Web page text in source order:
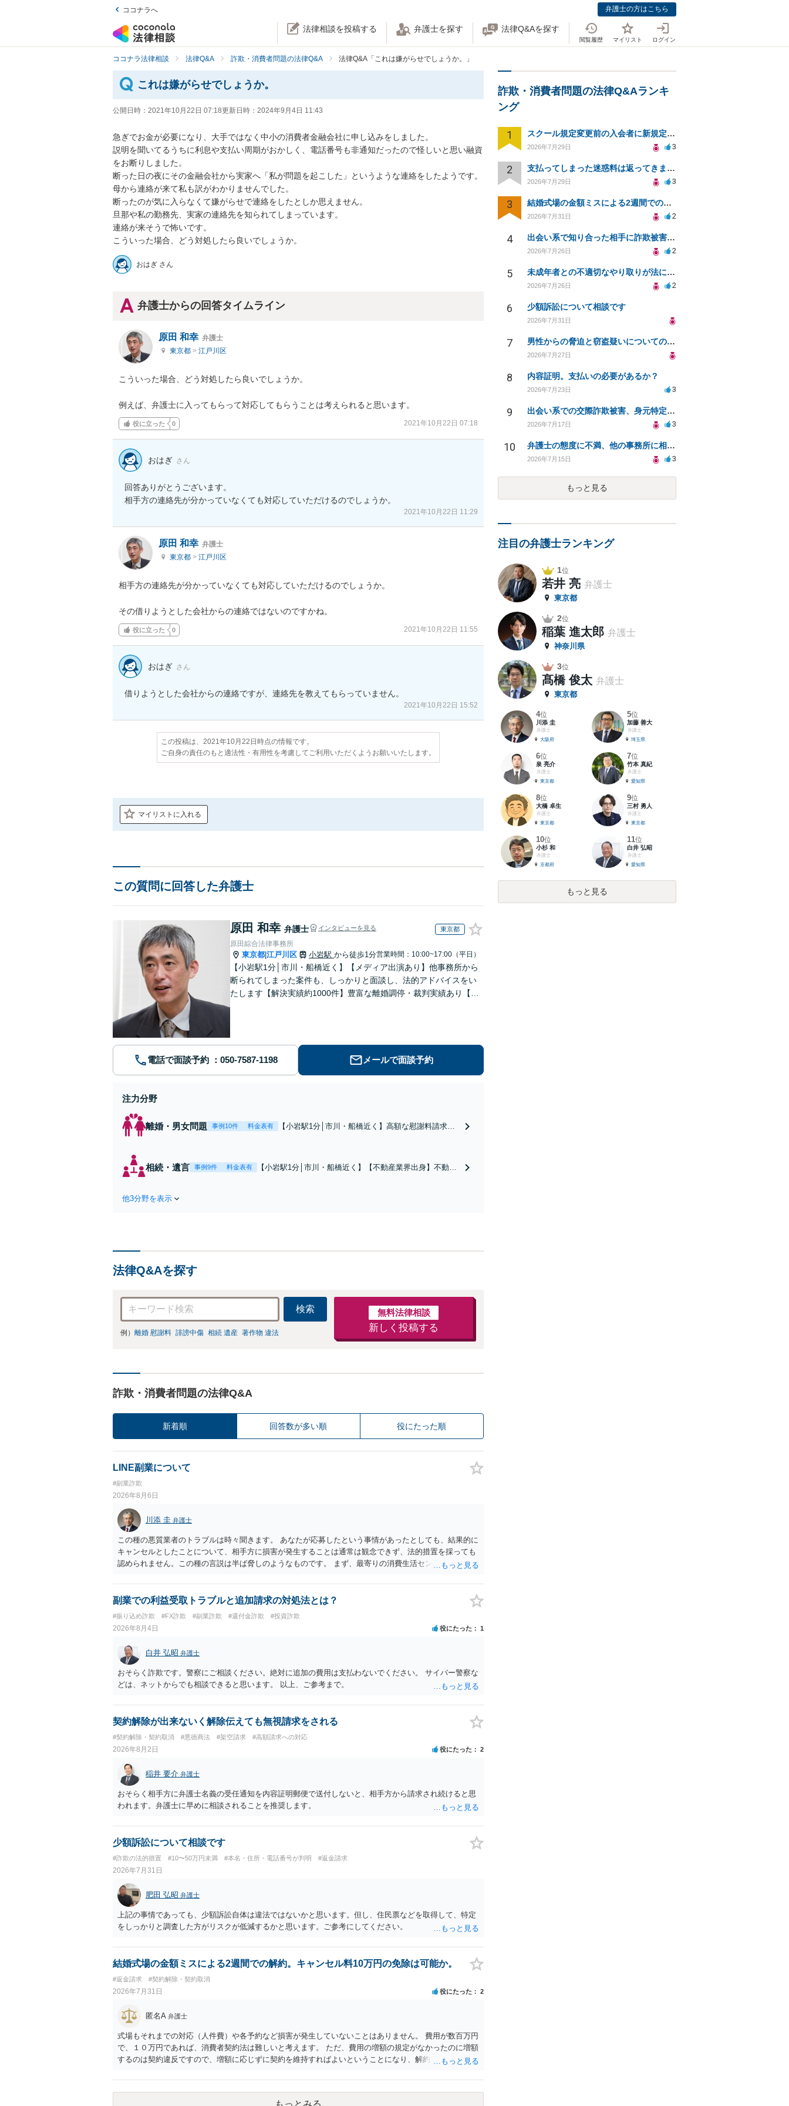
ココナラへ 弁護士の方はこちら
法律相談を投稿する 弁護士を探す 法律Q&Aを探す
閲覧履歴 マイリスト ログイン
ココナラ法律相談 法律Q&A 詐欺・消費者問題の法律Q&A 法律Q&A「これは嫌がらせでしょうか。」
これは嫌がらせでしょうか。
公開日時： 2021年10月22日 07:18更新日時： 2024年9月4日 11:43
急ぎでお金が必要になり、大手ではなく中小の消費者金融会社に申し込みをしました。
説明を聞いてるうちに利息や支払い周期がおかしく、電話番号も非通知だったので怪しいと思い融資
をお断りしました。
断った日の夜にその金融会社から実家へ「私が問題を起こした」というような連絡をしたようです。
母から連絡が来て私も訳がわかりませんでした。
断ったのが気に入らなくて嫌がらせで連絡をしたとしか思えません。
旦那や私の勤務先、実家の連絡先を知られてしまっています。
連絡が来そうで怖いです。
こういった場合、どう対処したら良いでしょうか。
おはぎ さん
弁護士からの回答タイムライン
原田 和幸 弁護士
東京都 > 江戸川区
こういった場合、どう対処したら良いでしょうか。
例えば、弁護士に入ってもらって対応してもらうことは考えられると思います。
役に立った 0 2021年10月22日 07:18
おはぎ さん
回答ありがとうございます。
相手方の連絡先が分かっていなくても対応していただけるのでしょうか。
2021年10月22日 11:29
原田 和幸 弁護士
東京都 > 江戸川区
相手方の連絡先が分かっていなくても対応していただけるのでしょうか。
その借りようとした会社からの連絡ではないのですかね。
役に立った 0 2021年10月22日 11:55
おはぎ さん
2021年10月22日 15:52
この投稿は、2021年10月22日時点の情報です。
ご自身の責任のもと適法性・有用性を考慮してご利用いただくようお願いいたします。
マイリストに入れる
この質問に回答した弁護士
原田 和幸 弁護士 インタビューを見る 東京都
原田綜合法律事務所
東京都 江戸川区 小岩駅 から徒歩1分営業時間：10:00~17:00（平日）
【小岩駅1分│市川・船橋近く】【メディア出演あり】他事務所から
断られてしまった案件も、しっかりと面談し、法的アドバイスをい
たします【解決実績約1000件】豊富な離婚調停・裁判実績あり【不
電話で面談予約 メールで面談予約
注力分野
離婚・男女問題 事例10件 料金表有
【小岩駅1分│市川・船橋近く】高額な慰謝料請求の
家の財産分与に対応！離婚に関するお悩みは、お気
軽にご相談ください【メディア出演】【早朝・夜間
相続・遺言 事例9件 料金表有
【小岩駅1分│市川・船橋近く】【不動産業界出身】不動産
他3分野を表示
法律Q&Aを探す
検索
例） 離婚 慰謝料 誹謗中傷 相続 遺産 著作物 違法
無料法律相談
新しく投稿する
詐欺・消費者問題の法律Q&A
新着順 回答数が多い順 役にたった順
LINE副業について
#副業詐欺
2026年8月6日
川添 圭 弁護士
この種の悪質業者のトラブルは時々聞きます。 あなたが応募したという事情があったとしても、結果的に
キャンセルとしたことについて、相手方に損害が発生することは通常は観念できず、法的措置を採っても
認められません。この種の言説は半ば脅しのようなものです。 まず、最寄りの消費生活センターへ相談
ば、弁護士へ依頼して警告してもらうことも必要になるかもしれません。
副業での利益受取トラブルと追加請求の対処法とは？
#振り込め詐欺 #FX詐欺 #副業詐欺 #還付金詐欺 #投資詐欺
2026年8月4日 役にたった 1
白井 弘昭 弁護士
おそらく詐欺です。警察にご相談ください。絶対に追加の費用は支払わないでください。 サイバー警察な
どは、ネットからでも相談できると思います。 以上、ご参考まで。
契約解除が出来ないく解除伝えても無視請求をされる
#契約解除・契約取消 #悪徳商法 #架空請求 #高額請求への対応
2026年8月2日 役にたった 2
稲井 要介 弁護士
おそらく相手方に弁護士名義の受任通知を内容証明郵便で送付しないと、相手方から請求され続けると思
われます。弁護士に早めに相談されることを推奨します。
少額訴訟について相談です
#詐欺の法的措置 #10〜50万円未満 #本名・住所・電話番号が判明 #返金請求
2026年7月31日
肥田 弘昭 弁護士
上記の事情であっても、少額訴訟自体は違法ではないかと思います。但し、住民票などを取得して、特定
をしっかりと調査した方がリスクが低減するかと思います。ご参考にしてください。
結婚式場の金額ミスによる2週間での解約。キャンセル料10万円の免除は可能か。
#返金請求 #契約解除・契約取消
2026年7月31日 役にたった 2
匿名A 弁護士
式場もそれまでの対応（人件費）や各予約など損害が発生していないことはありません。 費用が数百万円
で、１０万円であれば、消費者契約法は難しいと考えます。 ただ、費用の増額の規定がなかったのに増額
するのは契約違反ですので、増額に応じずに契約を維持すればよいということになり、解約するのは理由
もっとみる
詐欺・消費者問題の法律Q&Aランキ
ング
1 スクール規定変更前の入会者に新規定は適用されるのか
2026年7月29日 3
2 支払ってしまった迷惑料は返ってきますか？
2026年7月29日 3
3 結婚式場の金額ミスによる2週間での解約。キャンセル料10万円の免除は可能か。
2026年7月31日 2
4 出会い系で知り合った相手に詐欺被害、免許証の悪用リスクと対策。
2026年7月26日 2
5 未成年者との不適切なやり取りが法に触れる可能性と対処法
2026年7月26日 2
6 少額訴訟について相談です
2026年7月31日
7 男性からの脅迫と窃盗疑いについての法的対処法
2026年7月27日
8 内容証明。支払いの必要があるか？
2026年7月23日 3
9 出会い系での交際詐欺被害、身元特定と返金請求の方法は？
2026年7月17日 3
10 弁護士の態度に不満、他の事務所に相談すべきか？
2026年7月15日 3
もっと見る
注目の弁護士ランキング
1位
若井 亮 弁護士
東京都
2位
稲葉 進太郎 弁護士
神奈川県
3位
髙橋 俊太 弁護士
東京都
4位
川添 圭
弁護士
大阪府
5位
加藤 善大
弁護士
埼玉県
6位
泉 亮介
弁護士
東京都
7位
竹本 真紀
弁護士
愛知県
8位
大橋 卓生
弁護士
東京都
9位
三村 勇人
弁護士
東京都
10位
小杉 和
弁護士
京都府
11位
白井 弘昭
弁護士
愛知県
もっと見る